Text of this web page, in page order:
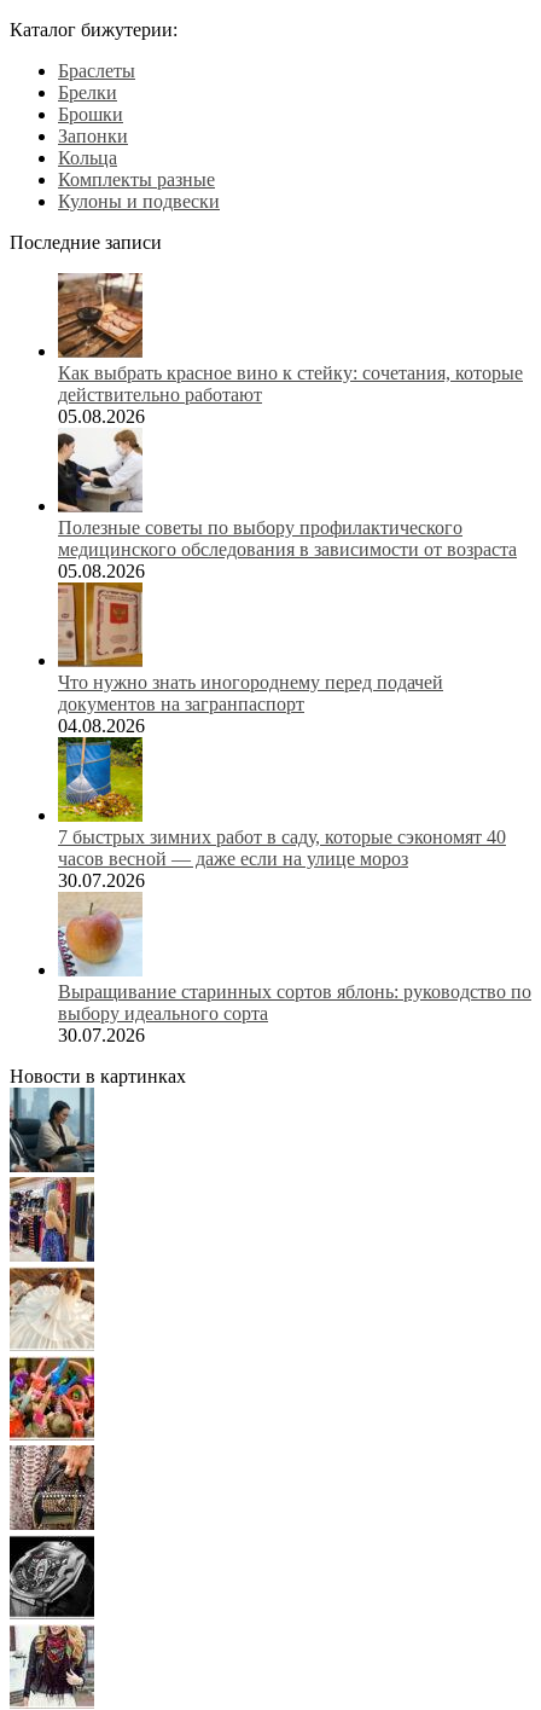
Каталог бижутерии:
Браслеты
Брелки
Брошки
Запонки
Кольца
Комплекты разные
Кулоны и подвески
Последние записи
Как выбрать красное вино к стейку: сочетания, которые
действительно работают
05.08.2026
Полезные советы по выбору профилактического
медицинского обследования в зависимости от возраста
05.08.2026
Что нужно знать иногороднему перед подачей
документов на загранпаспорт
04.08.2026
7 быстрых зимних работ в саду, которые сэкономят 40
часов весной — даже если на улице мороз
30.07.2026
Выращивание старинных сортов яблонь: руководство по
выбору идеального сорта
30.07.2026
Новости в картинках